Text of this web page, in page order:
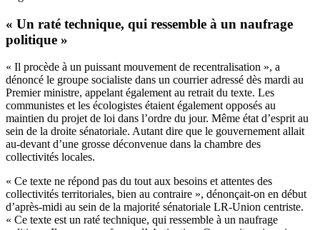
« Un raté technique, qui ressemble à un naufrage
politique »
« Il procède à un puissant mouvement de recentralisation », a
dénoncé le groupe socialiste dans un courrier adressé dès mardi au
Premier ministre, appelant également au retrait du texte. Les
communistes et les écologistes étaient également opposés au
maintien du projet de loi dans l’ordre du jour. Même état d’esprit au
sein de la droite sénatoriale. Autant dire que le gouvernement allait
au-devant d’une grosse déconvenue dans la chambre des
collectivités locales.
« Ce texte ne répond pas du tout aux besoins et attentes des
collectivités territoriales, bien au contraire », dénonçait-on en début
d’après-midi au sein de la majorité sénatoriale LR-Union centriste.
« Ce texte est un raté technique, qui ressemble à un naufrage